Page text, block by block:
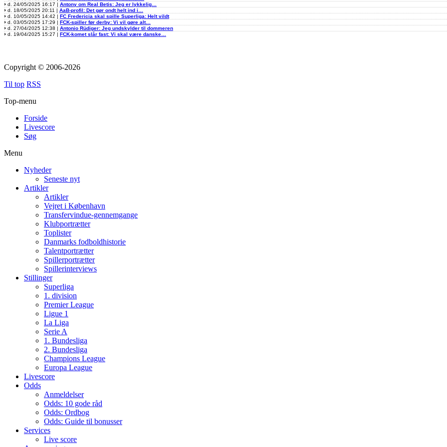
d. 24/05/2025 16:17 | Antony om Real Betis: Jeg er lykkelig…
d. 18/05/2025 20:11 | AaB-profil: Det gør ondt helt ind i…
d. 10/05/2025 14:42 | FC Fredericia skal spille Superliga: Helt vildt
d. 03/05/2025 17:29 | FCK-spiller før derby: Vi vil gøre alt…
d. 27/04/2025 12:38 | Antonio Rüdiger: Jeg undskylder til dommeren
d. 19/04/2025 15:27 | FCK-komet slår fast: Vi skal være danske…
Copyright © 2006-2026
Til top RSS
Top-menu
Forside
Livescore
Søg
Menu
Nyheder
Seneste nyt
Artikler
Artikler
Vejret i København
Transfervindue-gennemgange
Klubportrætter
Toplister
Danmarks fodboldhistorie
Talentportrætter
Spillerportrætter
Spillerinterviews
Stillinger
Superliga
1. division
Premier League
Ligue 1
La Liga
Serie A
1. Bundesliga
2. Bundesliga
Champions League
Europa League
Livescore
Odds
Anmeldelser
Odds: 10 gode råd
Odds: Ordbog
Odds: Guide til bonusser
Services
Live score